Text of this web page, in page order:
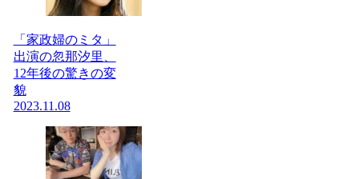
「家政婦のミタ」
出演の忽那汐里、
12年後の驚きの変
貌
2023.11.08